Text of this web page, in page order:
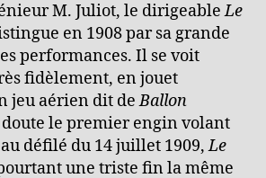
M. Juliot, le dirigeableLe
en 1908 par sa grande
performances. Il se voit
fidèlement, en jouet
jeu aérien dit deBallon
doute le premier engin volant
défilé du 14 juillet 1909,Le
une triste fin la même